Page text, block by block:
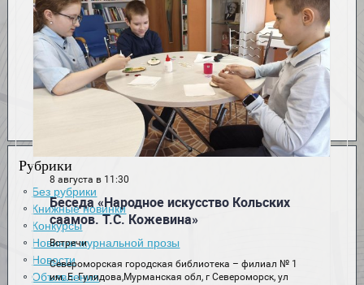
Рубрики
Без рубрики
Книжные новинки
Конкурсы
Новинки журнальной прозы
Новости
Объявления